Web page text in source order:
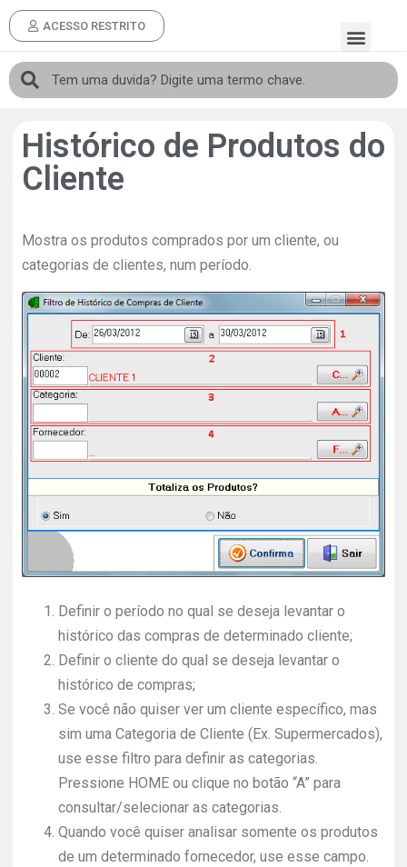
ACESSO RESTRITO
Histórico de Produtos do
Cliente
Mostra os produtos comprados por um cliente, ou
categorias de clientes, num período.
Definir o período no qual se deseja levantar o
histórico das compras de determinado cliente;
Definir o cliente do qual se deseja levantar o
histórico de compras;
Se você não quiser ver um cliente específico, mas
sim uma Categoria de Cliente (Ex. Supermercados),
use esse filtro para definir as categorias.
Pressione HOME ou clique no botão “A” para
consultar/selecionar as categorias.
Quando você quiser analisar somente os produtos
de um determinado fornecedor, use esse campo.